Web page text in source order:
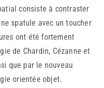
consiste à contraster
spatule avec un toucher
ont été fortement
de Chardin, Cézanne et
que par le nouveau
orientée objet.